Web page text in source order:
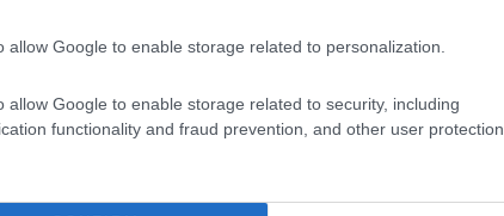
allow Google to enable storage related to personalization.
allow Google to enable storage related to security, including
functionality and fraud prevention, and other user protection.
ή φίλων